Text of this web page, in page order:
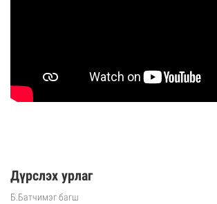
Дүрслэх урлаг
Б.Батчимэг багш